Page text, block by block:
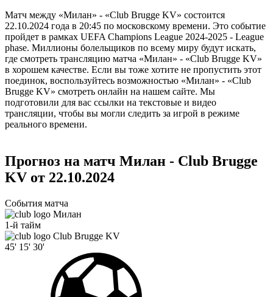
Матч между «Милан» - «Club Brugge KV» состоится
22.10.2024 года в 20:45 по московскому времени. Это событие
пройдет в рамках UEFA Champions League 2024-2025 - League
phase. Миллионы болельщиков по всему миру будут искать,
где смотреть трансляцию матча «Милан» - «Club Brugge KV»
в хорошем качестве. Если вы тоже хотите не пропустить этот
поединок, воспользуйтесь возможностью «Милан» - «Club
Brugge KV» смотреть онлайн на нашем сайте. Мы
подготовили для вас ссылки на текстовые и видео
трансляции, чтобы вы могли следить за игрой в режиме
реального времени.
Прогноз на матч Милан - Club Brugge
KV от 22.10.2024
События матча
Милан
1-й тайм
Club Brugge KV
45' 15' 30'